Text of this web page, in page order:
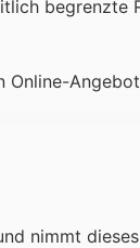
begrenzte
Online-
nimmt